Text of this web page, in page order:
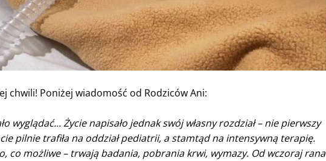
chwili! Poniżej wiadomość od Rodziców Ani:
wyglądać... Życie napisało jednak swój własny rozdział – nie pierwszy
pilnie trafiła na oddział pediatrii, a stamtąd na intensywną terapię.
co możliwe – trwają badania, pobrania krwi, wymazy. Od wczoraj rana